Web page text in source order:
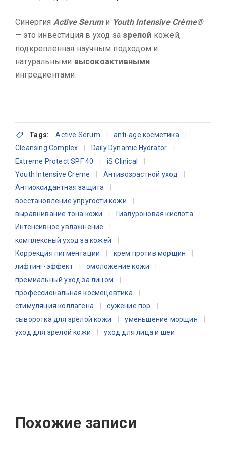
Синергия Active Serumи Youth Intensive Crème®
— это инвестиция в уход за зрелой кожей,
подкрепленная научным подходом и
натуральными высокоактивными
ингредиентами.
Tags: Active Serum
anti-age косметика
Cleansing Complex
Daily Dynamic Hydrator
Extreme Protect SPF 40
iS Clinical
Youth Intensive Creme
Антивозрастной уход
Антиоксидантная защита
восстановление упругости кожи
выравнивание тона кожи
Гиалуроновая кислота
Интенсивное увлажнение
комплексный уход за кожей
Коррекция пигментации
крем против морщин
лифтинг-эффект
омоложение кожи
премиальный уход за лицом
профессиональная космецевтика
стимуляция коллагена
сужение пор
сыворотка для зрелой кожи
уменьшение морщин
уход для зрелой кожи
уход для лица и шеи
Похожие записи